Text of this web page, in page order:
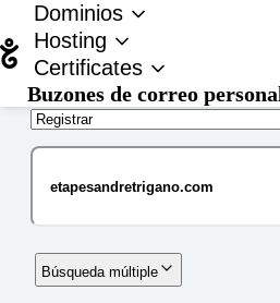
Dominios
Hosting
Certificates
Buzones de correo
Búsqueda múltiple